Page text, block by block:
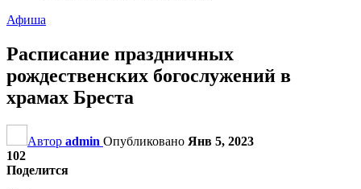
Афиша
Расписание праздничных
рождественских богослужений в
храмах Бреста
Автор admin Опубликовано Янв 5, 2023
102
Поделится